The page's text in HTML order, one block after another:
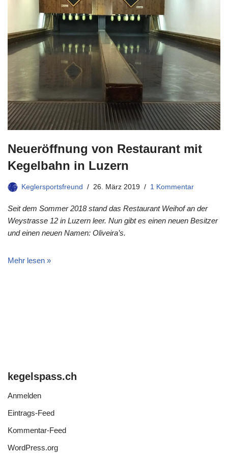
Neueröffnung von Restaurant mit
Kegelbahn in Luzern
Keglersportsfreund 26. März 2019 1 Kommentar
Seit dem Sommer 2018 stand das Restaurant Weihof an der
Weystrasse 12 in Luzern leer. Nun gibt es einen neuen Besitzer
und einen neuen Namen: Oliveira’s.
Mehr lesen »
kegelspass.ch
Anmelden
Eintrags-Feed
Kommentar-Feed
WordPress.org